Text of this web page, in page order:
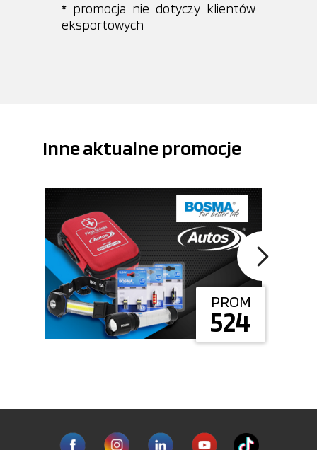
* promocja nie dotyczy klientów
eksportowych
Inne aktualne promocje
PROM
524